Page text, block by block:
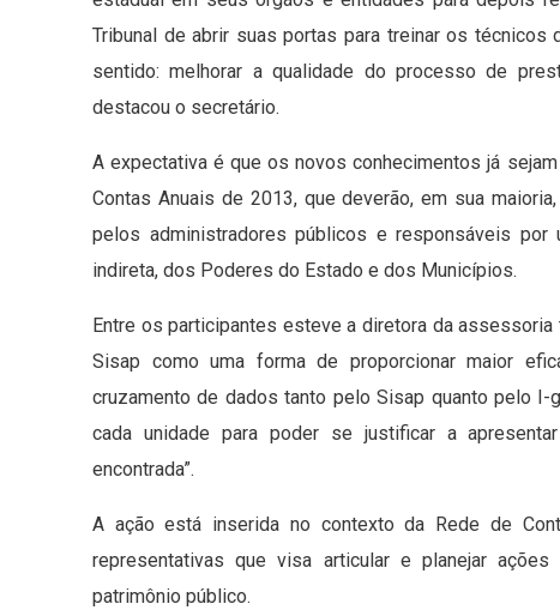
Tribunal de abrir suas portas para treinar os técnicos
sentido: melhorar a qualidade do processo de
destacou o secretário.
A expectativa é que os novos conhecimentos já
Contas Anuais de 2013, que deverão, em sua
pelos administradores públicos e responsáveis
indireta, dos Poderes do Estado e dos Municípios.
Entre os participantes esteve a diretora da assessoria
Sisap como uma forma de proporcionar maior
cruzamento de dados tanto pelo Sisap quanto pelo
cada unidade para poder se justificar a
encontrada”.
A ação está inserida no contexto da Rede de
representativas que visa articular e planejar
patrimônio público.